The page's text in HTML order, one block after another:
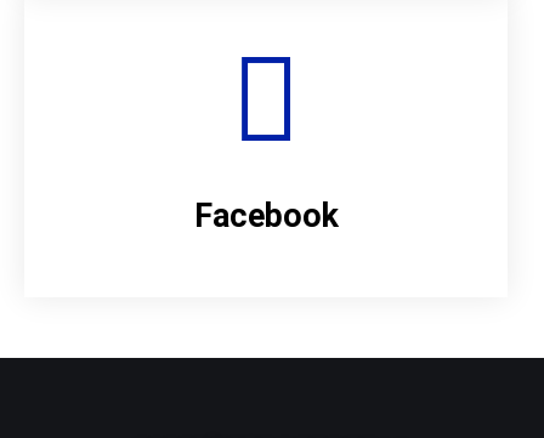
Facebook